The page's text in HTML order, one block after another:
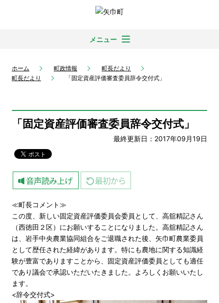
メニュー
ホーム 町政情報
町長だより
町長だより
「固定資産評価審査委員辞令交付式」
「固定資産評価審査委員辞令交付式」
最終更新日：2017年09月19日
≪町長コメント≫
この度、新しい固定資産評価委員会委員として、高舘精記さん
（西徳田２区）にお願いすることになりました。高舘精記さん
は、岩手中央農業協同組合をご退職された後、矢巾町農業委員
として歴任された経緯があります。特にも農地に関する知識経
験が豊富でありますことから、固定資産評価委員としても適任
であり議会で承認いただいたきました。よろしくお願いいたし
ます。
<辞令交付式>